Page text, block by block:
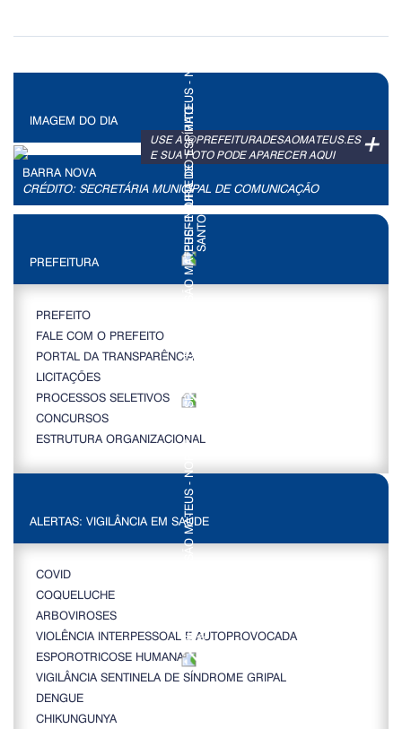
IMAGEM DO DIA
+
USE A @PREFEITURADESAOMATEUS.ES
E SUA FOTO PODE APARECER AQUI
BARRA NOVA
CRÉDITO: SECRETÁRIA MUNICIPAL DE COMUNICAÇÃO
PREFEITURA
PREFEITO
FALE COM O PREFEITO
PORTAL DA TRANSPARÊNCIA
LICITAÇÕES
PROCESSOS SELETIVOS
CONCURSOS
ESTRUTURA ORGANIZACIONAL
ALERTAS: VIGILÂNCIA EM SAÚDE
COVID
COQUELUCHE
ARBOVIROSES
VIOLÊNCIA INTERPESSOAL E AUTOPROVOCADA
ESPOROTRICOSE HUMANA
VIGILÂNCIA SENTINELA DE SÍNDROME GRIPAL
DENGUE
CHIKUNGUNYA